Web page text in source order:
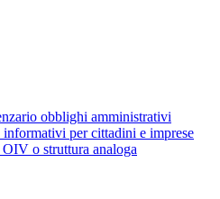
obblighi amministrativi
informativi per cittadini e imprese
o struttura analoga